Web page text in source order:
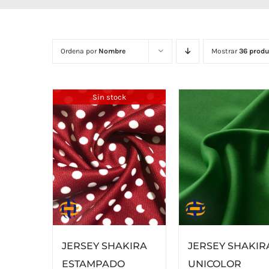
Ordena por Nombre Mostrar36
Sin stock
JERSEY SHAKIRA
ESTAMPADO
JERSEY
UNICOLOR